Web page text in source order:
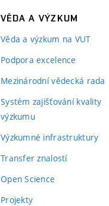
VĚDA A VÝZKUM
Věda a výzkum na VUT
Podpora excelence
Mezinárodní vědecká rada
Systém zajišťování kvality
výzkumu
Výzkumné infrastruktury
Transfer znalostí
Open Science
Projekty